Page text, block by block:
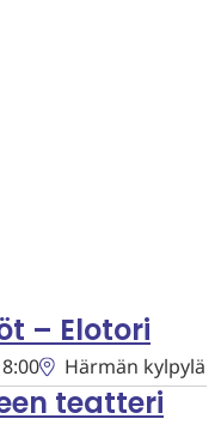
– Elotori
Härmän kylpylä
teatteri